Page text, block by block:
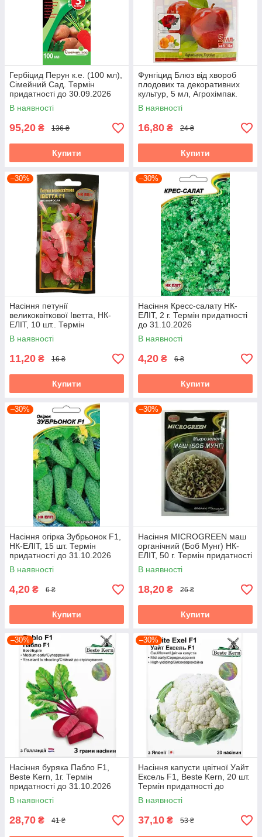
Гербіцид Перун к.е. (100 мл),
Сімейний Сад. Термін
придатності до 30.09.2026
В наявності
95,20 ₴ 136 ₴
Купити
Фунгіцид Блюз від хвороб
плодових та декоративних
культур, 5 мл, Агрохімпак.
Термін придатності до
04.08.2026
В наявності
16,80 ₴ 24 ₴
Купити
–30%
Насіння петунії
великоквіткової Іветта, НК-
ЕЛІТ, 10 шт.. Термін
придатності до 31.10.2026
В наявності
11,20 ₴ 16 ₴
Купити
–30%
Насіння Кресс-салату НК-
ЕЛІТ, 2 г. Термін придатності
до 31.10.2026
В наявності
4,20 ₴ 6 ₴
Купити
–30%
Насіння огірка Зубрьонок F1,
НК-ЕЛІТ, 15 шт. Термін
придатності до 31.10.2026
В наявності
4,20 ₴ 6 ₴
Купити
–30%
Насіння MICROGREEN маш
органічний (Боб Мунг) НК-
ЕЛІТ, 50 г. Термін придатності
до 31.10.2026
В наявності
18,20 ₴ 26 ₴
Купити
–30%
Насіння буряка Пабло F1,
Beste Kern, 1г. Термін
придатності до 31.10.2026
В наявності
28,70 ₴ 41 ₴
–30%
Насіння капусти цвітної Уайт
Ексель F1, Beste Kern, 20 шт.
Термін придатності до
31.10.2026
В наявності
37,10 ₴ 53 ₴